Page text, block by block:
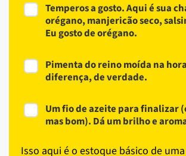
Temperos a gosto. Aqui é sua
orégano, manjericão seco,
Eu gosto de orégano.
Pimenta do reino moída na
diferença, de verdade.
Um fio de azeite para finalizar
mas bom). Dá um brilho e
Isso aqui é o estoque básico de